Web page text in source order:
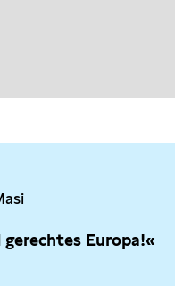
gerechtes Europa!«